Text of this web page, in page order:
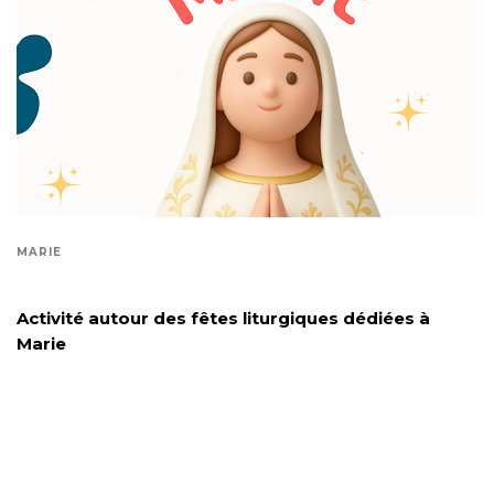
MARIE
Activité autour des fêtes liturgiques dédiées à
Marie